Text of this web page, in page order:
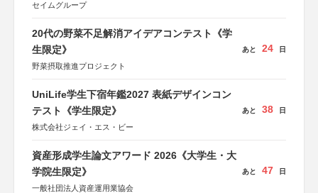
セイムグループ
20代の野菜不足解消アイデアコンテスト《学
生限定》
野菜摂取推進プロジェクト
あと 24 日
UniLife学生下宿年鑑2027 表紙デザインコン
テスト《学生限定》
株式会社ジェイ・エス・ビー
あと 38 日
資産形成学生論文アワード 2026《大学生・大
学院生限定》
一般社団法人資産運用業協会
あと 47 日